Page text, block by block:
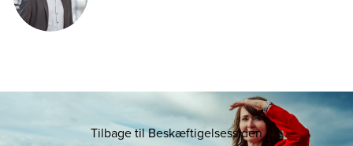
Tilbage til Beskæftigelsessiden